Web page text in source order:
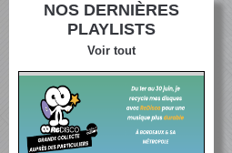
NOS DERNIÈRES
PLAYLISTS
Voir tout